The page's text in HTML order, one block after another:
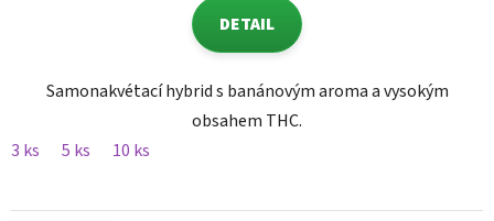
DETAIL
Samonakvétací hybrid s banánovým aroma a vysokým
obsahem THC.
3 ks
5 ks 10 ks